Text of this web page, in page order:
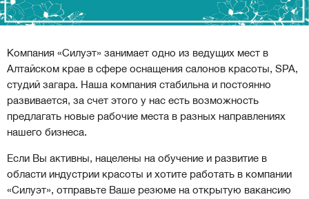
Компания «Силуэт» занимает одно из ведущих мест в
Алтайском крае в сфере оснащения салонов красоты, SPA,
студий загара. Наша компания стабильна и постоянно
развивается, за счет этого у нас есть возможность
предлагать новые рабочие места в разных направлениях
нашего бизнеса.
Если Вы активны, нацелены на обучение и развитие в
области индустрии красоты и хотите работать в компании
«Силуэт», отправьте Ваше резюме на открытую вакансию